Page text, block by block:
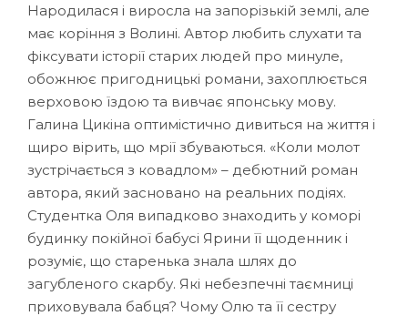
Народилася і виросла на запорізькій землі, але
має коріння з Волині. Автор любить слухати та
фіксувати історії старих людей про минуле,
обожнює пригодницькі романи, захоплюється
верховою їздою та вивчає японську мову.
Галина Цикіна оптимістично дивиться на життя і
щиро вірить, що мрії збуваються. «Коли молот
зустрічається з ковадлом» – дебютний роман
автора, який засновано на реальних подіях.
Студентка Оля випадково знаходить у коморі
будинку покійної бабусі Ярини її щоденник і
розуміє, що старенька знала шлях до
загубленого скарбу. Які небезпечні таємниці
приховувала бабця? Чому Олю та її сестру